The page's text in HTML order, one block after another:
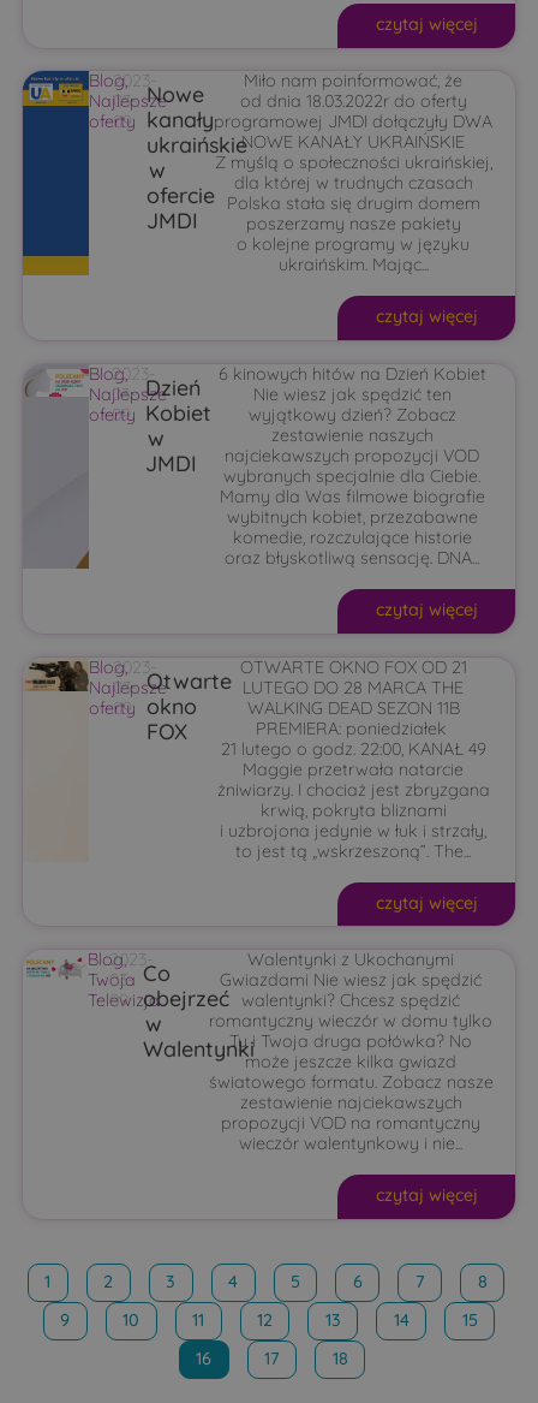
czytaj więcej
Blog,
Najlepsze
oferty
2023-
03-
09
Nowe
kanały
ukraińskie
w
ofercie
JMDI
Miło nam poinformować, że
od dnia 18.03.2022r do oferty
programowej JMDI dołączyły DWA
NOWE KANAŁY UKRAIŃSKIE
Z myślą o społeczności ukraińskiej,
dla której w trudnych czasach
Polska stała się drugim domem
poszerzamy nasze pakiety
o kolejne programy w języku
ukraińskim. Mając...
czytaj więcej
Blog,
Najlepsze
oferty
2023-
03-
09
Dzień
Kobiet
w
JMDI
6 kinowych hitów na Dzień Kobiet
Nie wiesz jak spędzić ten
wyjątkowy dzień? Zobacz
zestawienie naszych
najciekawszych propozycji VOD
wybranych specjalnie dla Ciebie.
Mamy dla Was filmowe biografie
wybitnych kobiet, przezabawne
komedie, rozczulające historie
oraz błyskotliwą sensację. DNA...
czytaj więcej
Blog,
Najlepsze
oferty
2023-
03-
09
Otwarte
okno
FOX
OTWARTE OKNO FOX OD 21
LUTEGO DO 28 MARCA THE
WALKING DEAD SEZON 11B
PREMIERA: poniedziałek
21 lutego o godz. 22:00, KANAŁ 49
Maggie przetrwała natarcie
żniwiarzy. I chociaż jest zbryzgana
krwią, pokryta bliznami
i uzbrojona jedynie w łuk i strzały,
to jest tą „wskrzeszoną”. The...
czytaj więcej
Blog,
Twoja
Telewizja
2023-
03-
09
Co
obejrzeć
w
Walentynki
Walentynki z Ukochanymi
Gwiazdami Nie wiesz jak spędzić
walentynki? Chcesz spędzić
romantyczny wieczór w domu tylko
Ty i Twoja druga połówka? No
może jeszcze kilka gwiazd
światowego formatu. Zobacz nasze
zestawienie najciekawszych
propozycji VOD na romantyczny
wieczór walentynkowy i nie...
czytaj więcej
1 2 3 4 5 6 7
8
9
10 11 12 13 14
15
16
17 18